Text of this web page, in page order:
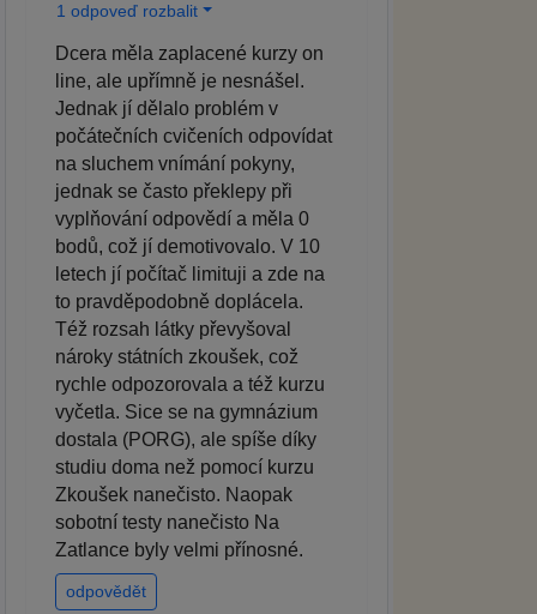
1 odpoveď rozbalit
Dcera měla zaplacené kurzy on
line, ale upřímně je nesnášel.
Jednak jí dělalo problém v
počátečních cvičeních odpovídat
na sluchem vnímání pokyny,
jednak se často překlepy při
vyplňování odpovědí a měla 0
bodů, což jí demotivovalo. V 10
letech jí počítač limituji a zde na
to pravděpodobně doplácela.
Též rozsah látky převyšoval
nároky státních zkoušek, což
rychle odpozorovala a též kurzu
vyčetla. Sice se na gymnázium
dostala (PORG), ale spíše díky
studiu doma než pomocí kurzu
Zkoušek nanečisto. Naopak
sobotní testy nanečisto Na
Zatlance byly velmi přínosné.
odpovědět